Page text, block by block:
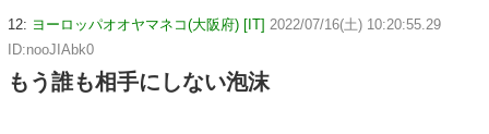
12: ヨーロッパオオヤマネコ(大阪府) [IT] 2022/07/16(土) 10:20:55.29
ID:nooJIAbk0
もう誰も相手にしない泡沫